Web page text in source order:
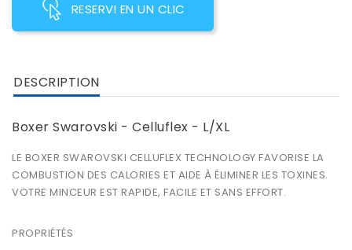
RESERVI EN UN CLIC
DESCRIPTION
Boxer Swarovski - Celluflex - L/XL
LE BOXER SWAROVSKI CELLUFLEX TECHNOLOGY FAVORISE LA
COMBUSTION DES CALORIES ET AIDE À ÉLIMINER LES TOXINES.
VOTRE MINCEUR EST RAPIDE, FACILE ET SANS EFFORT.
PROPRIÉTÉS